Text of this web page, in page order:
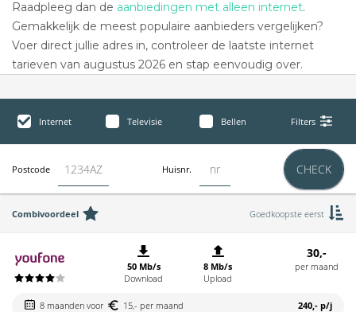
Raadpleeg dan de aanbiedingen met alleen internet.
Gemakkelijk de meest populaire aanbieders vergelijken?
Voer direct jullie adres in, controleer de laatste internet
tarieven van augustus 2026 en stap eenvoudig over.
Internet Televisie Bellen Filters
Postcode Huisnr. CHECK
Combivoordeel Goedkoopste eerst
50 Mb/s
Download
8 Mb/s
Upload
30,-
per maand
8 maanden voor 15,- per maand 240,- p/j